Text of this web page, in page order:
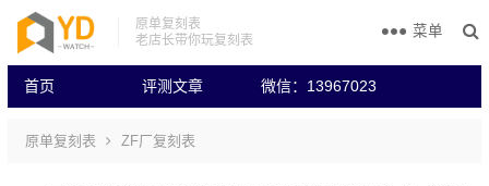
原单复刻表
老店长带你玩复刻表
首页 评测文章 微信：13967023
菜单
原单复刻表 ZF厂复刻表